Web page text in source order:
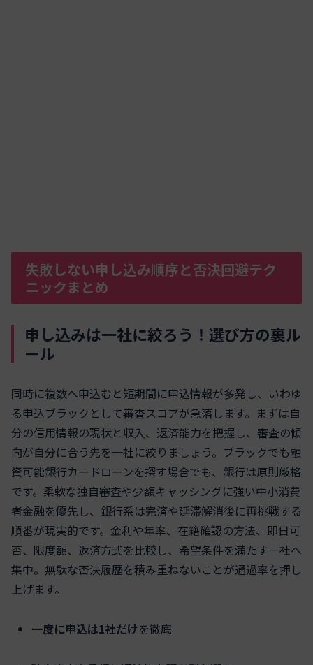
失敗しない申し込み順序と否決回避テク
ニックまとめ
申し込みは一社に絞ろう！選び方の裏ル
ール
同時に複数へ申込むと短期間に申込情報が多発し、いわゆ
る申込ブラックとして審査スコアが急落します。まずは自
分の信用情報の現状と収入、返済能力を把握し、審査の傾
向が自分に合う先を一社に絞りましょう。ブラックでも融
資可能銀行カードローンを探す場合でも、銀行は原則厳格
です。柔軟な独自審査や少額キャッシングに強い中小消費
者金融を優先し、銀行系は完済や延滞解消後に再挑戦する
順番が現実的です。金利や年率、在籍確認の方法、即日可
否、限度額、返済方式を比較し、希望条件を満たす一社へ
集中。無駄な否決履歴を積み重ねないことが通過率を押し
上げます。
一度に申込は1社だけを徹底